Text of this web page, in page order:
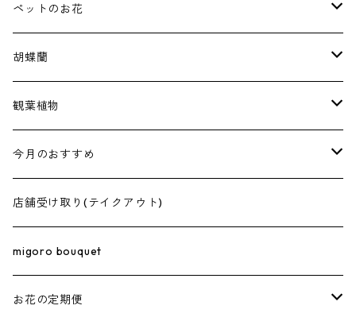
ホワイト･グリーン系アレンジメント
淡いお色をお使いしたアレンジメント
スタンド
価格で選ぶ
3,000円〜
5,000円〜
ペットのお花
ペット用のお供えフラワー
ペット用のお祝いフラワー
胡蝶蘭
価格で選ぶ
20,000円〜
30,000円〜
観葉植物
4.5号
5号
5.5号
6号
今月のおすすめ
花束･ブーケ
アレンジメント
店舗受け取り(テイクアウト)
migoro bouquet
お花の定期便